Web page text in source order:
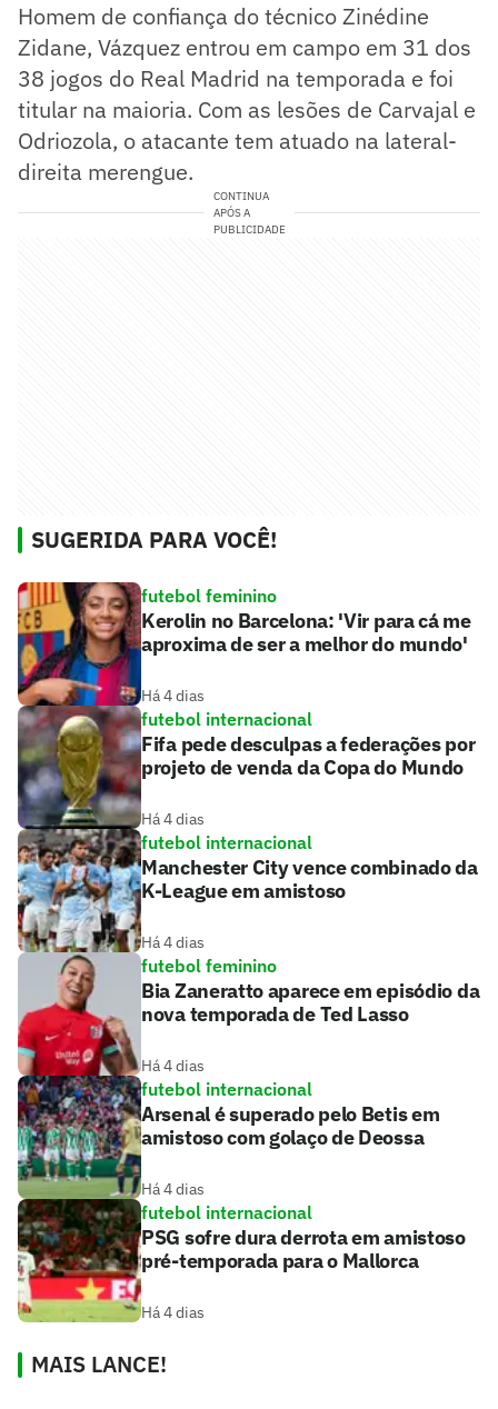
Homem de confiança do técnico Zinédine
Zidane, Vázquez entrou em campo em 31 dos
38 jogos do Real Madrid na temporada e foi
titular na maioria. Com as lesões de Carvajal e
Odriozola, o atacante tem atuado na lateral-
direita merengue.
CONTINUA
APÓS A
PUBLICIDADE
SUGERIDA PARA VOCÊ!
futebol feminino
Kerolin no Barcelona: 'Vir para cá me
aproxima de ser a melhor do mundo'
Há 4 dias
futebol internacional
Fifa pede desculpas a federações por
projeto de venda da Copa do Mundo
Há 4 dias
futebol internacional
Manchester City vence combinado da
K-League em amistoso
Há 4 dias
futebol feminino
Bia Zaneratto aparece em episódio da
nova temporada de Ted Lasso
Há 4 dias
futebol internacional
Arsenal é superado pelo Betis em
amistoso com golaço de Deossa
Há 4 dias
futebol internacional
PSG sofre dura derrota em amistoso
pré-temporada para o Mallorca
Há 4 dias
MAIS LANCE!